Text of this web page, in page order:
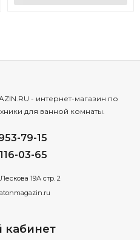
- интернет-магазин по
для ванной комнаты.
79-15
03-65
19А стр. 2